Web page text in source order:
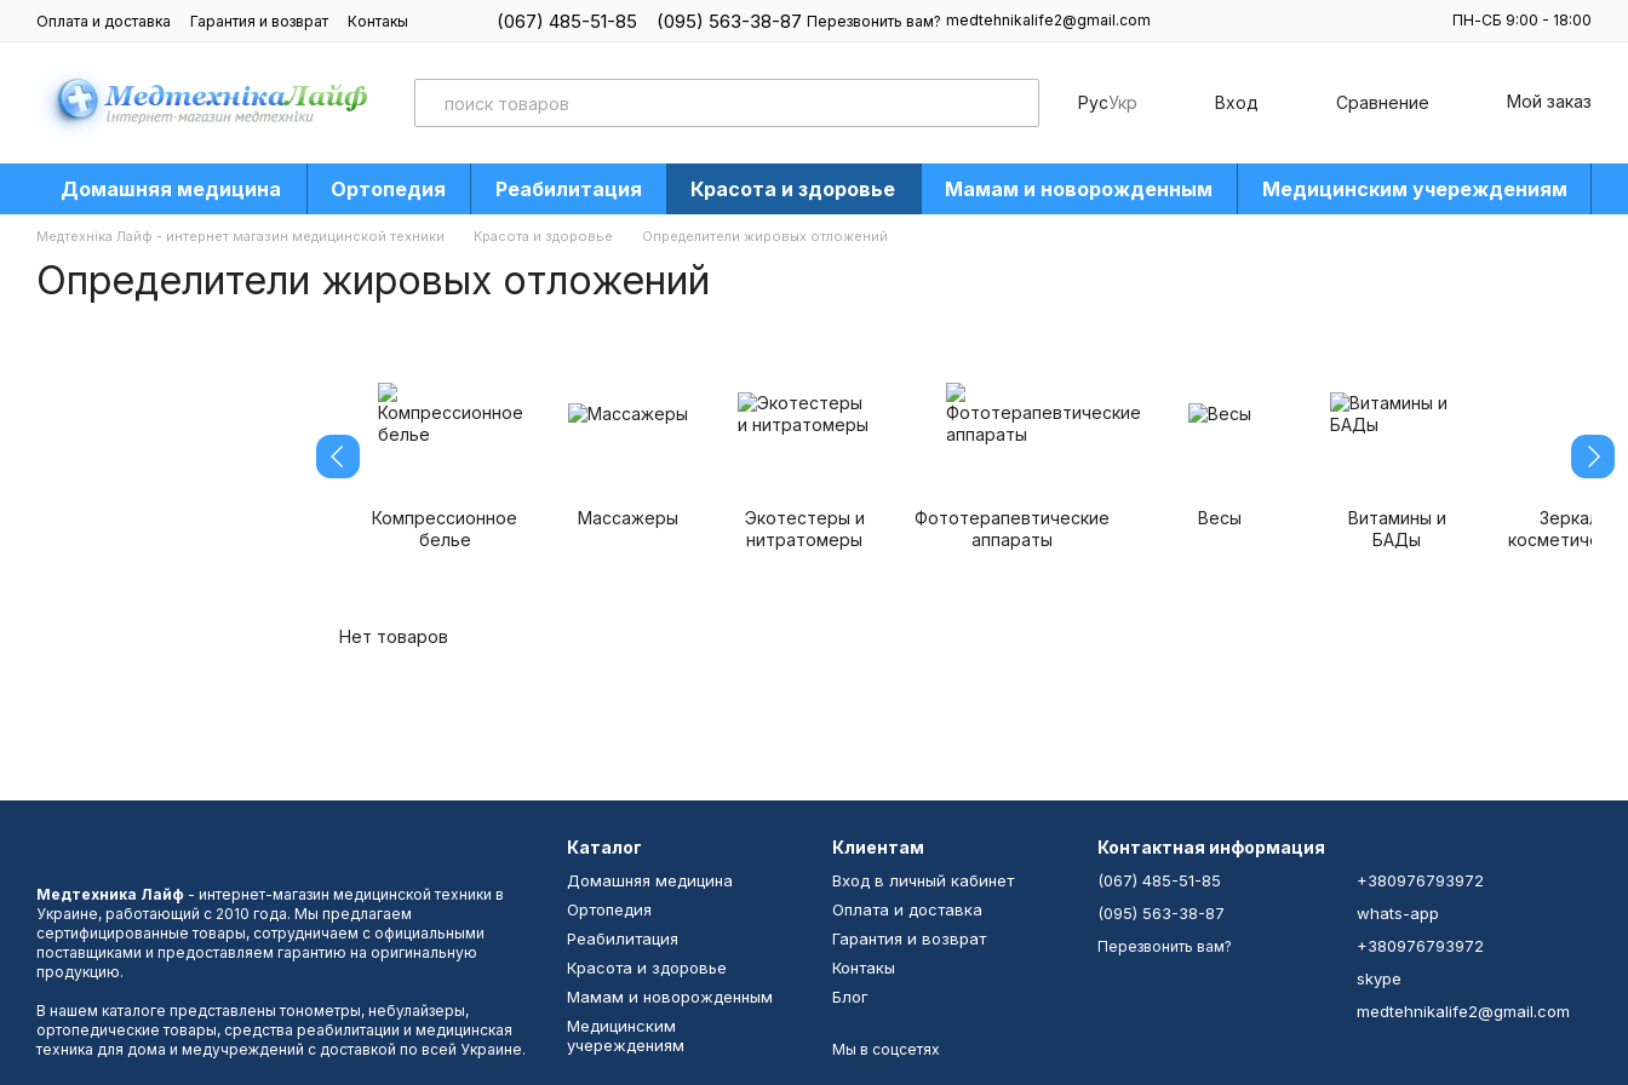
Перейти к основному контенту
Оплата и доставка Гарантия и возврат
Контакы
(067) 485-51-85 (095) 563-38-87 Перезвонить вам? medtehnikalife2@gmail.com ПН-СБ 9:00 - 18:00
РусУкр Вход Сравнение Мой заказ
Домашняя медицина Ортопедия Реабилитация Красота и здоровье Мамам и новорожденным Медицинским учереждениям
Медтехніка Лайф - интернет магазин медицинской техники Красота и здоровье Определители жировых отложений
Определители жировых отложений
Компрессионное
белье
Массажеры
Экотестеры и
нитратомеры
Фототерапевтические
аппараты
Весы
Витамины и
БАДы
Зеркала
Нет товаров
Медтехника Лайф - интернет-магазин медицинской техники в
Украине, работающий с 2010 года. Мы предлагаем
сертифицированные товары, сотрудничаем с официальными
поставщиками и предоставляем гарантию на оригинальную
продукцию.
В нашем каталоге представлены тонометры, небулайзеры,
ортопедические товары, средства реабилитации и медицинская
техника для дома и медучреждений с доставкой по всей Украине.
Каталог
Домашняя медицина
Ортопедия
Реабилитация
Красота и здоровье
Мамам и новорожденным
Медицинским
учереждениям
Клиентам
Вход в личный кабинет
Оплата и доставка
Гарантия и возврат
Контакы
Блог
Мы в соцсетях
Контактная информация
(067) 485-51-85
(095) 563-38-87
Перезвонить вам?
+380976793972
whats-app
+380976793972
skype
medtehnikalife2@gmail.com